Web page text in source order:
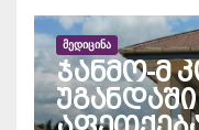
ᲛᲔᲓᲘᲪᲘᲜᲐ
ჯანმო-მ